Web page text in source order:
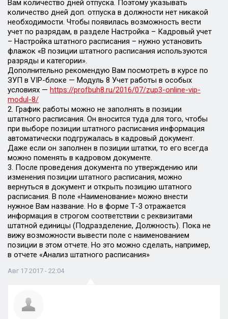
Вам количество дней отпуска. Поэтому указывать
количество дней доп. отпуска в должности нет никакой
необходимости. Чтобы появилась возможность вести
учет по разрядам, в разделе Настройка – Кадровый учет
– Настройка штатного расписания – нужно установить
флажок «В позиции штатного расписания используются
разряды и категории».
Дополнительно рекомендую Вам посмотреть в курсе по
ЗУП в VIP-блоке — Модуль 8 Учет работы в особых
условиях — https://profbuh8.ru/2016/07/zup3-online-vip-
modul-8/
2. График работы можно не заполнять в позиции
штатного расписания. Он вносится туда для того, чтобы
при выборе позиции штатного расписания информация
автоматически подгружалась в кадровый документ.
Даже если он заполнен в позиции штатки, то его всегда
можно поменять в кадровом документе.
3. После проведения документа по утверждению или
изменения позиции штатного расписания, можно
вернуться в документ и открыть позицию штатного
расписания. В поле «Наименование» можно внести
нужное Вам название. Но в форме Т-3 отражается
информация в строгом соответствии с реквизитами
штатной единицы (Подразделение, Должность). Пока не
вижу возможности вывести поле с наименованием
позиции в этом отчете. Но это можно сделать, например,
в отчете «Анализ штатного расписания»
Авг 17 2017 - 22:04